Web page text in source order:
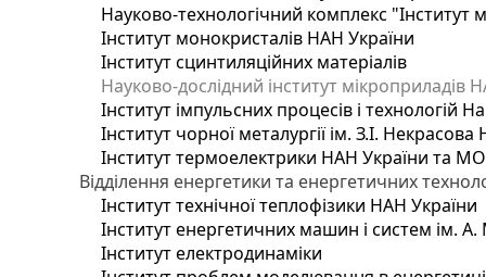
Науково-технологічний комплекс "Інститут
Інститут монокристалів НАН України
Інститут сцинтиляційних матеріалів
Науково-дослідний інститут мікроприладів
Інститут імпульсних процесів і технологій
Інститут чорної металургії ім. З.І.
Інститут термоелектрики НАН України та
Відділення енергетики та енергетичних
Інститут технічної теплофізики НАН України
Інститут енергетичних машин і систем ім.
Інститут електродинаміки